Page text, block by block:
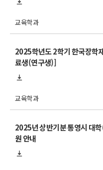
교육학과
2025학년도 2학기 한국장학
료생(연구생)]
교육학과
2025년 상반기분 통영시 대
원 안내